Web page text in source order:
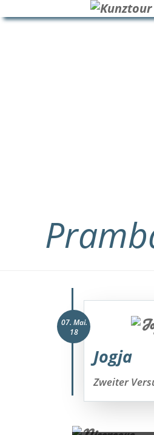
07. Mai.
18
Jogja
Zweiter